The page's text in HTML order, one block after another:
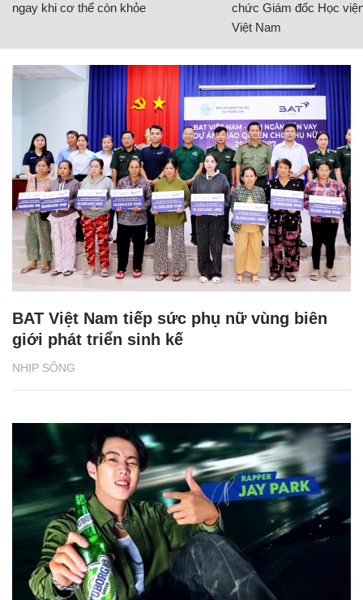
ngay khi cơ thể còn khỏe
chức Giám đốc Học
Việt Nam
NHỊP SỐNG
BAT Việt Nam tiếp sức phụ nữ vùng biên
giới phát triển sinh kế